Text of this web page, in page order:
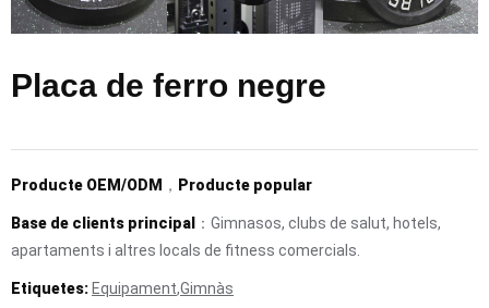
Placa de ferro negre
Producte OEM/ODM ， Producte popular
Base de clients principal
：Gimnasos, clubs de salut, hotels,
apartaments i altres locals de fitness comercials.
Etiquetes: Equipament,Gimnàs